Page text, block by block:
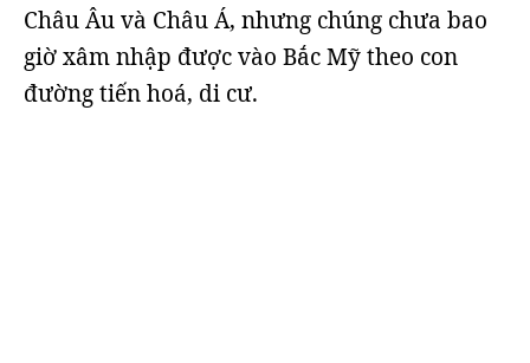
Châu Âu và Châu Á, nhưng chúng chưa bao
giờ xâm nhập được vào Bắc Mỹ theo con
đường tiến hoá, di cư.